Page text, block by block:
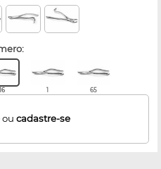
16 1 65
ou cadastre-se